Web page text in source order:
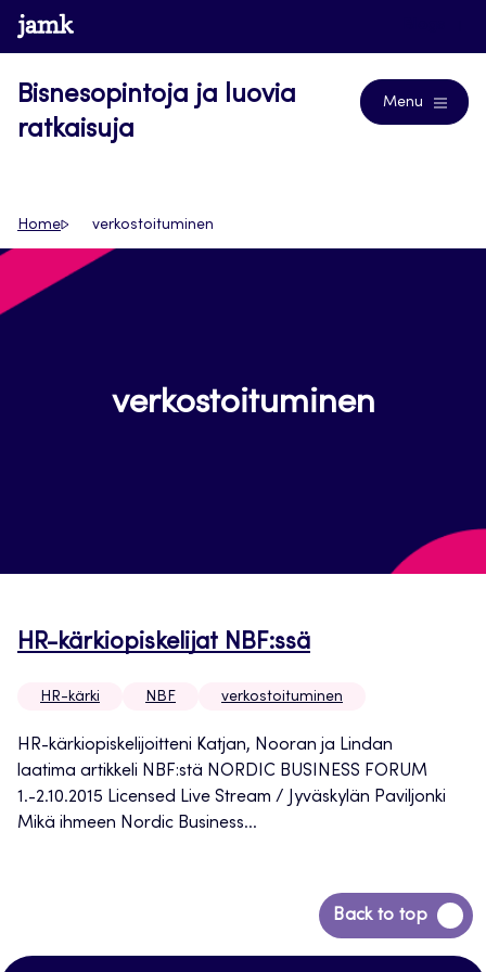
Siirry
suoraan
www.jamk.fi
Bisnesopintoja ja luovia
ratkaisuja
Menu
Home verkostoituminen
verkostoituminen
HR-kärkiopiskelijat NBF:ssä
HR-kärki NBF verkostoituminen
HR-kärkiopiskelijoitteni Katjan, Nooran ja Lindan
laatima artikkeli NBF:stä NORDIC BUSINESS FORUM
1.-2.10.2015 Licensed Live Stream / Jyväskylän Paviljonki
Mikä ihmeen Nordic Business...
Back to top
Siirry
takaisin